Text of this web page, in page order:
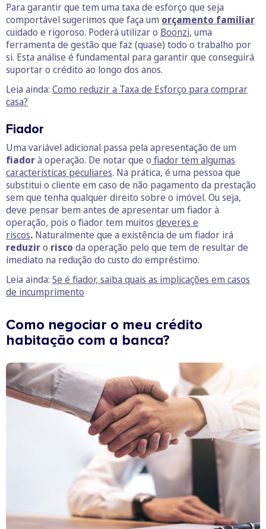
Para garantir que tem uma taxa de esforço que seja
comportável sugerimos que faça um orçamento familiar
cuidado e rigoroso. Poderá utilizar o Boonzi, uma
ferramenta de gestão que faz (quase) todo o trabalho por
si. Esta análise é fundamental para garantir que conseguirá
suportar o crédito ao longo dos anos.
Leia ainda: Como reduzir a Taxa de Esforço para comprar
casa?
Fiador
Uma variável adicional passa pela apresentação de um
fiadorà operação. De notar que o fiador tem algumas
características peculiares. Na prática, é uma pessoa que
substitui o cliente em caso de não pagamento da prestação
sem que tenha qualquer direito sobre o imóvel. Ou seja,
deve pensar bem antes de apresentar um fiador à
operação, pois o fiador tem muitos deveres e
riscos. Naturalmente que a existência de um fiador irá
reduziro risco da operação pelo que tem de resultar de
imediato na redução do custo do empréstimo.
Leia ainda: Se é fiador, saiba quais as implicações em casos
de incumprimento
Como negociar o meu crédito
habitação com a banca?